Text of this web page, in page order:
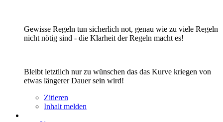
Gewisse Regeln tun sicherlich not, genau wie zu viele Regeln
nicht nötig sind - die Klarheit der Regeln macht es!
Bleibt letztlich nur zu wünschen das das Kurve kriegen von
etwas längerer Dauer sein wird!
Zitieren
Inhalt melden